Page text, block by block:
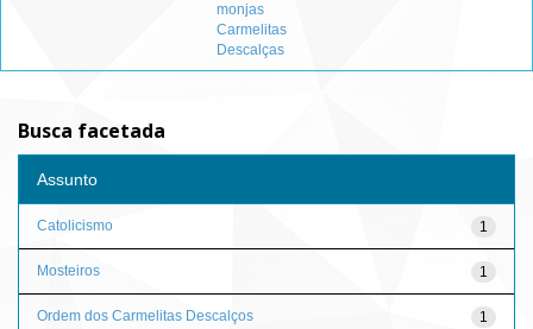
monjas
Carmelitas
Descalças
Busca facetada
Assunto
1
Catolicismo
1
Mosteiros
1
Ordem dos Carmelitas Descalços